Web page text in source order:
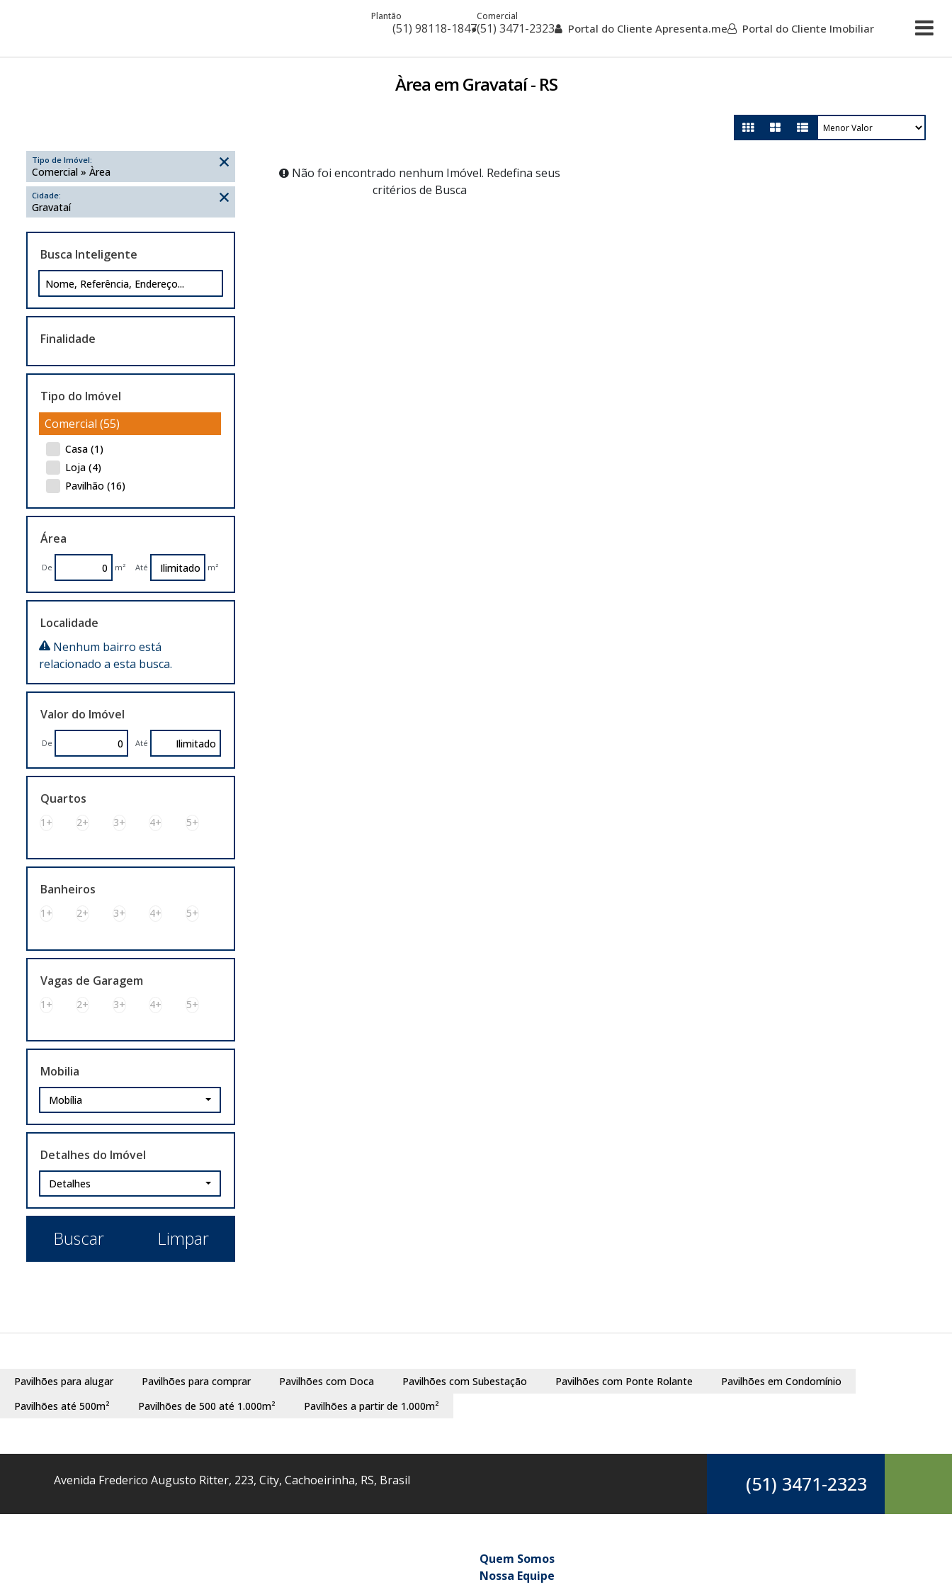
(51) 98118-1847
Plantão
(51) 3471-2323
Comercial
Portal do Cliente Apresenta.me Portal do Cliente Imobiliar
Àrea em Gravataí - RS
Tipo de Imóvel:
Comercial » Àrea
Cidade:
Gravataí
Busca Inteligente
Finalidade
Tipo do Imóvel
Comercial (55)
Casa (1)
Loja (4)
Pavilhão (16)
Prédio (2)
Terreno (31)
Industrial (39)
Pavilhão (18)
Residencial (21)
Casa (4)
Chácara (1)
Sobrado (10)
Rural (12)
Sítio (11)
Área
De m² Até m²
Localidade
Nenhum bairro está
relacionado a esta busca.
Valor do Imóvel
De Até
Quartos
1+ 2+ 3+ 4+ 5+
Banheiros
1+ 2+ 3+ 4+ 5+
Vagas de Garagem
1+ 2+ 3+ 4+ 5+
Mobilia
Mobília
Detalhes do Imóvel
Detalhes
Buscar Limpar
Não foi encontrado nenhum Imóvel. Redefina seus
critérios de Busca
Pavilhões para alugar Pavilhões para comprar Pavilhões com Doca Pavilhões com Subestação Pavilhões com Ponte Rolante
Pavilhões em Condomínio
Pavilhões até 500m²
Pavilhões de 500 até 1.000m² Pavilhões a partir de 1.000m²
(51) 3471-2323
Avenida Frederico Augusto Ritter, 223, City, Cachoeirinha, RS, Brasil
Quem Somos
Nossa Equipe